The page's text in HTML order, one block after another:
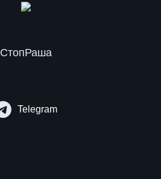
СтопРаша
Telegram